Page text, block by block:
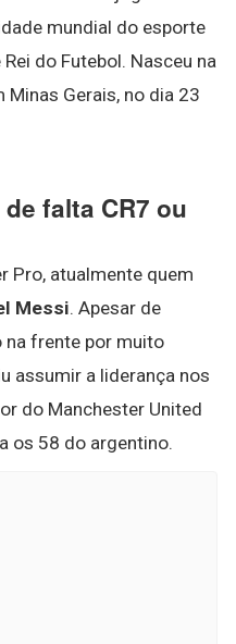
mundial do esporte
do Futebol. Nasceu na
Minas Gerais, no dia 23
falta CR7 ou
Pro, atualmente quem
Messi. Apesar de
na frente por muito
assumir a liderança nos
do Manchester United
os 58 do argentino.